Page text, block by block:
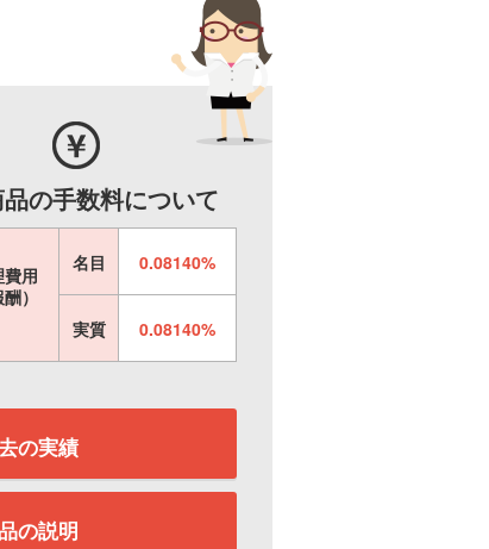
の手数料について
用
）
名目 0.08140%
実質 0.08140%
の実績
の説明